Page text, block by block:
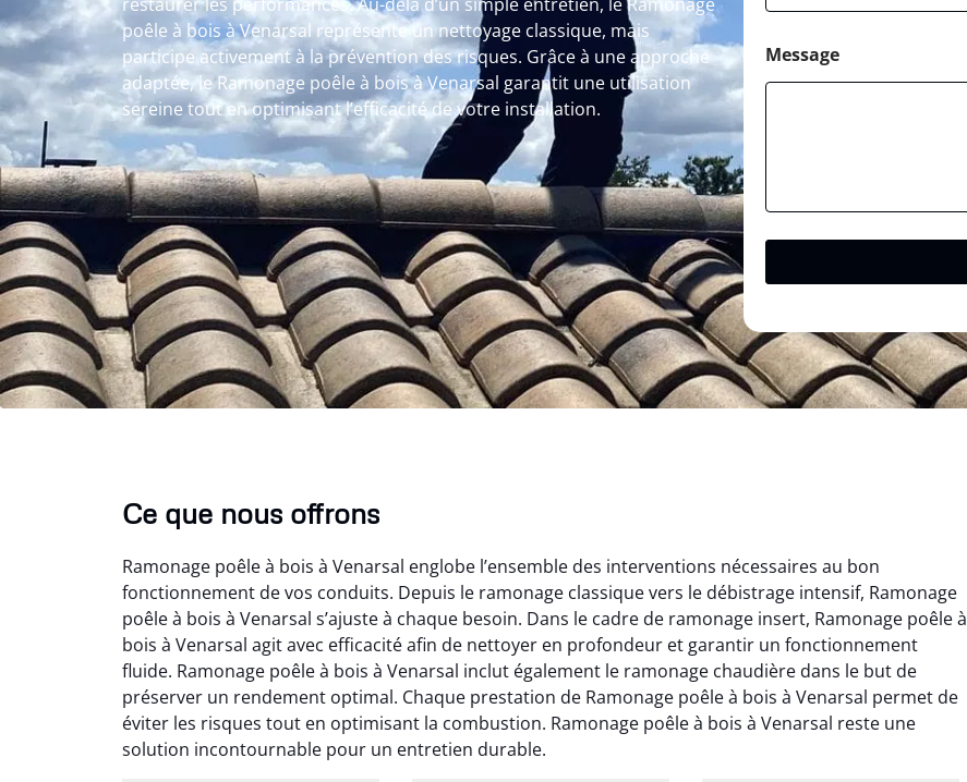
poêle à bois à Venarsal représente un nettoyage classique, mais
participe activement à la prévention des risques. Grâce à une approche
adaptée, le Ramonage poêle à bois à Venarsal garantit une utilisation
sereine tout en optimisant l’efficacité de votre installation.
Message
Ce que nous offrons
Ramonage poêle à bois à Venarsal englobe l’ensemble des interventions nécessaires au bon
fonctionnement de vos conduits. Depuis le ramonage classique vers le débistrage intensif, Ramonage
poêle à bois à Venarsal s’ajuste à chaque besoin. Dans le cadre de ramonage insert, Ramonage poêle à
bois à Venarsal agit avec efficacité afin de nettoyer en profondeur et garantir un fonctionnement
fluide. Ramonage poêle à bois à Venarsal inclut également le ramonage chaudière dans le but de
préserver un rendement optimal. Chaque prestation de Ramonage poêle à bois à Venarsal permet de
éviter les risques tout en optimisant la combustion. Ramonage poêle à bois à Venarsal reste une
solution incontournable pour un entretien durable.
Nicolas Perrin
22 janvier 2026
Yannick Morel